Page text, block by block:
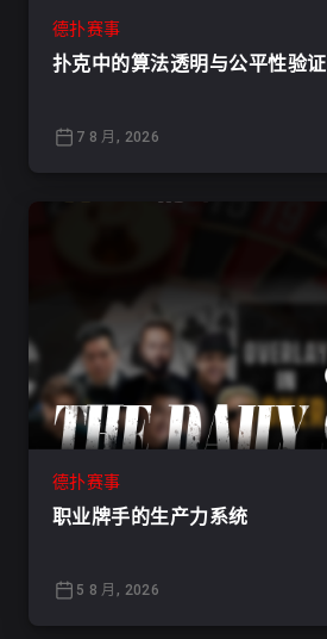
德扑赛事
扑克中的算法透明与公平性验证
7 8 月, 2026
德扑赛事
职业牌手的生产力系统
5 8 月, 2026